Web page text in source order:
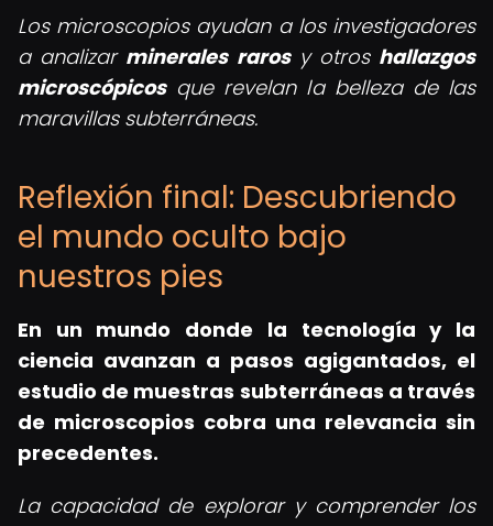
Los microscopios ayudan a los investigadores
a analizar minerales rarosy otros hallazgos
microscópicosque revelan la belleza de las
maravillas subterráneas.
Reflexión final: Descubriendo
el mundo oculto bajo
nuestros pies
En un mundo donde la tecnología y la
ciencia avanzan a pasos agigantados, el
estudio de muestras subterráneas a través
de microscopios cobra una relevancia sin
precedentes.
La capacidad de explorar y comprender los